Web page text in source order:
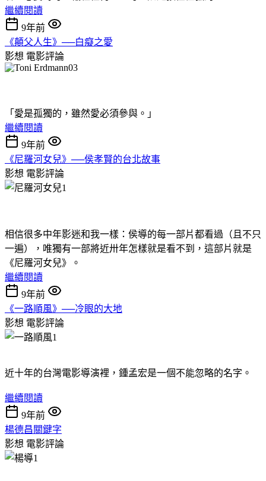
繼續閱讀
9年前
《顛父人生》──白癡之愛
影想 電影評論
「愛是孤獨的，雖然愛必須參與。」
繼續閱讀
9年前
《尼羅河女兒》──侯孝賢的台北故事
影想 電影評論
相信很多中年影迷和我一樣：侯導的每一部片都看過（且不只
一遍），唯獨有一部將近卅年怎樣就是看不到，這部片就是
《尼羅河女兒》。
繼續閱讀
9年前
《一路順風》──冷眼的大地
影想 電影評論
近十年的台灣電影導演裡，鍾孟宏是一個不能忽略的名字。
繼續閱讀
9年前
楊德昌關鍵字
影想 電影評論